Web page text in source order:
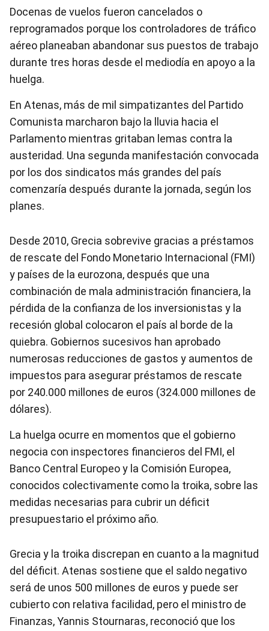
Docenas de vuelos fueron cancelados o
reprogramados porque los controladores de tráfico
aéreo planeaban abandonar sus puestos de trabajo
durante tres horas desde el mediodía en apoyo a la
huelga.
En Atenas, más de mil simpatizantes del Partido
Comunista marcharon bajo la lluvia hacia el
Parlamento mientras gritaban lemas contra la
austeridad. Una segunda manifestación convocada
por los dos sindicatos más grandes del país
comenzaría después durante la jornada, según los
planes.
Desde 2010, Grecia sobrevive gracias a préstamos
de rescate del Fondo Monetario Internacional (FMI)
y países de la eurozona, después que una
combinación de mala administración financiera, la
pérdida de la confianza de los inversionistas y la
recesión global colocaron el país al borde de la
quiebra. Gobiernos sucesivos han aprobado
numerosas reducciones de gastos y aumentos de
impuestos para asegurar préstamos de rescate
por 240.000 millones de euros (324.000 millones de
dólares).
La huelga ocurre en momentos que el gobierno
negocia con inspectores financieros del FMI, el
Banco Central Europeo y la Comisión Europea,
conocidos colectivamente como la troika, sobre las
medidas necesarias para cubrir un déficit
presupuestario el próximo año.
Grecia y la troika discrepan en cuanto a la magnitud
del déficit. Atenas sostiene que el saldo negativo
será de unos 500 millones de euros y puede ser
cubierto con relativa facilidad, pero el ministro de
Finanzas, Yannis Stournaras, reconoció que los